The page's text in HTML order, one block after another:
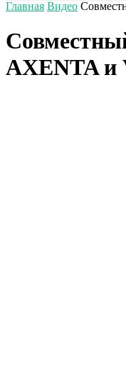
Главная Видео
AXENTA и